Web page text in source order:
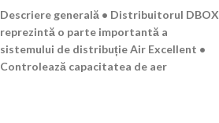
Descriere generală • Distribuitorul DBOX
reprezintă o parte importantă a
sistemului de distribuție Air Excellent •
Controlează capacitatea de aer